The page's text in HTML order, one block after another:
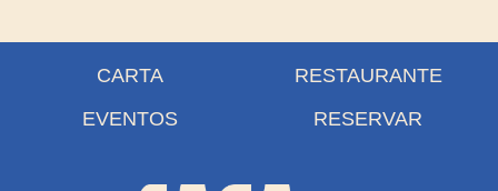
CARTA
RESTAURANTE
EVENTOS
RESERVAR